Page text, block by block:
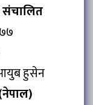
संचालित
हुसेन